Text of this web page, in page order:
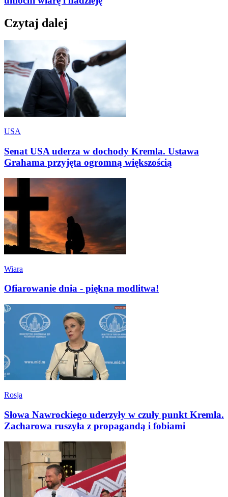
Czytaj dalej
USA
Senat USA uderza w dochody Kremla. Ustawa
Grahama przyjęta ogromną większością
Wiara
Ofiarowanie dnia - piękna modlitwa!
Rosja
Słowa Nawrockiego uderzyły w czuły punkt Kremla.
Zacharowa ruszyła z propagandą i fobiami